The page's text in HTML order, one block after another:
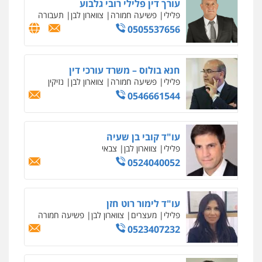
משפט פלילי ייצוג שוטרים וסוהרים חיילים
ועדות חקירה
0546312410
רעות כהן – משרד עורכי דין
פלילי צווארון לבן תעבורה אסירים מעצרים
וחקירות
0506277425
עו"ד שאדי דבאח
פלילי פשיעה כלכלית
0505643689
עו"ד נעם שביט
פלילי פשיעה חמורה מיסים הלבנת הון
פסיכיאטריה משפטית
0506216048